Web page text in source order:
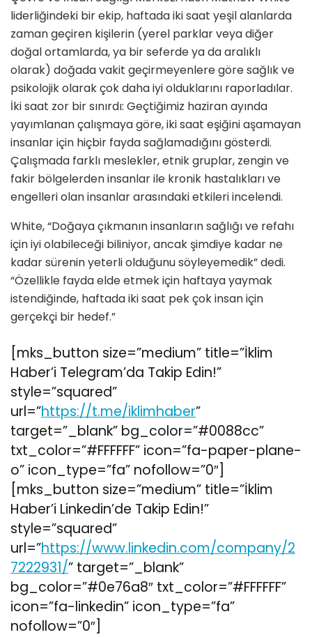
liderliğindeki bir ekip, haftada iki saat yeşil alanlarda
zaman geçiren kişilerin (yerel parklar veya diğer
doğal ortamlarda, ya bir seferde ya da aralıklı
olarak) doğada vakit geçirmeyenlere göre sağlık ve
psikolojik olarak çok daha iyi olduklarını raporladılar.
İki saat zor bir sınırdı: Geçtiğimiz haziran ayında
yayımlanan çalışmaya göre, iki saat eşiğini aşamayan
insanlar için hiçbir fayda sağlamadığını gösterdi.
Çalışmada farklı meslekler, etnik gruplar, zengin ve
fakir bölgelerden insanlar ile kronik hastalıkları ve
engelleri olan insanlar arasındaki etkileri incelendi.
White, “Doğaya çıkmanın insanların sağlığı ve refahı
için iyi olabileceği biliniyor, ancak şimdiye kadar ne
kadar sürenin yeterli olduğunu söyleyemedik” dedi.
“Özellikle fayda elde etmek için haftaya yaymak
istendiğinde, haftada iki saat pek çok insan için
gerçekçi bir hedef.”
[mks_button size=”medium” title=”İklim
Haber’i Telegram’da Takip Edin!”
style=”squared”
url=”https://t.me/iklimhaber”
target=”_blank” bg_color=”#0088cc”
txt_color=”#FFFFFF” icon=”fa-paper-plane-
o” icon_type=”fa” nofollow=”0″]
[mks_button size=”medium” title=”İklim
Haber’i Linkedin’de Takip Edin!”
style=”squared”
url=”https://www.linkedin.com/company/2
7222931/” target=”_blank”
bg_color=”#0e76a8″ txt_color=”#FFFFFF”
icon=”fa-linkedin” icon_type=”fa”
nofollow=”0″]